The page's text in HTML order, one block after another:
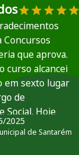
Concursos
que aprova.
curso alcancei
em sexto lugar
de
Social. Hoje
na
Santarém.
2025
de Santarém